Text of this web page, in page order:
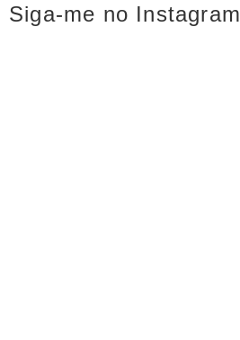
Siga-me no Instagram